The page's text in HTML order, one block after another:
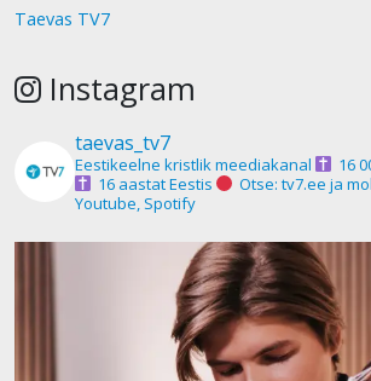
Taevas TV7
Instagram
taevas_tv7
Eestikeelne kristlik meediakanal
16
16 aastat Eestis
Otse: tv7.ee ja
Youtube, Spotify